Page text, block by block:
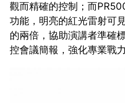
觀而精確的控制；而
功能，明亮的紅光雷射可
的兩倍，協助演講者準確
控會議簡報，強化專業戰力